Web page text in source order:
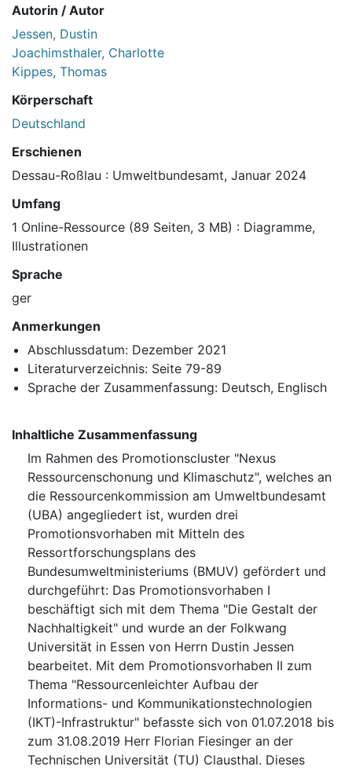
Autorin / Autor
Jessen, Dustin
Joachimsthaler, Charlotte
Kippes, Thomas
Körperschaft
Deutschland
Erschienen
Dessau-Roßlau : Umweltbundesamt, Januar 2024
Umfang
1 Online-Ressource (89 Seiten, 3 MB) : Diagramme,
Illustrationen
Sprache
ger
Anmerkungen
Abschlussdatum: Dezember 2021
Literaturverzeichnis: Seite 79-89
Sprache der Zusammenfassung: Deutsch, Englisch
Inhaltliche Zusammenfassung
Im Rahmen des Promotionscluster "Nexus
Ressourcenschonung und Klimaschutz", welches an
die Ressourcenkommission am Umweltbundesamt
(UBA) angegliedert ist, wurden drei
Promotionsvorhaben mit Mitteln des
Ressortforschungsplans des
Bundesumweltministeriums (BMUV) gefördert und
durchgeführt: Das Promotionsvorhaben I
beschäftigt sich mit dem Thema "Die Gestalt der
Nachhaltigkeit" und wurde an der Folkwang
Universität in Essen von Herrn Dustin Jessen
bearbeitet. Mit dem Promotionsvorhaben II zum
Thema "Ressourcenleichter Aufbau der
Informations- und Kommunikationstechnologien
(IKT)-Infrastruktur" befasste sich von 01.07.2018 bis
zum 31.08.2019 Herr Florian Fiesinger an der
Technischen Universität (TU) Clausthal. Dieses